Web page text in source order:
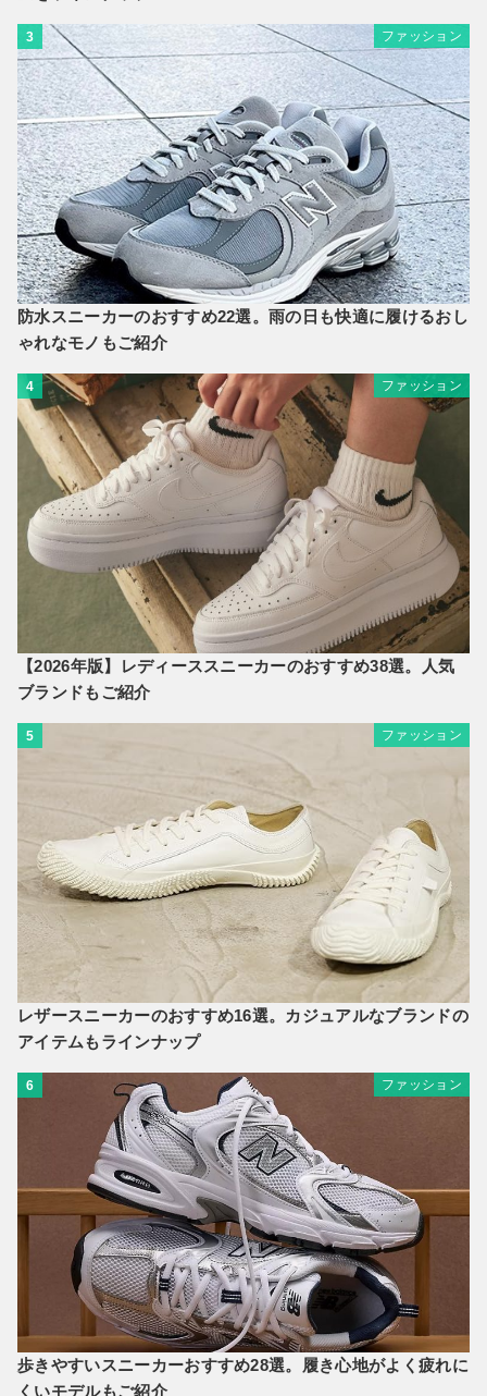
3 ファッション
防水スニーカーのおすすめ22選。雨の日も快適に履けるおし
ゃれなモノもご紹介
4 ファッション
【2026年版】レディーススニーカーのおすすめ38選。人気
ブランドもご紹介
5 ファッション
レザースニーカーのおすすめ16選。カジュアルなブランドの
アイテムもラインナップ
6 ファッション
歩きやすいスニーカーおすすめ28選。履き心地がよく疲れに
くいモデルもご紹介